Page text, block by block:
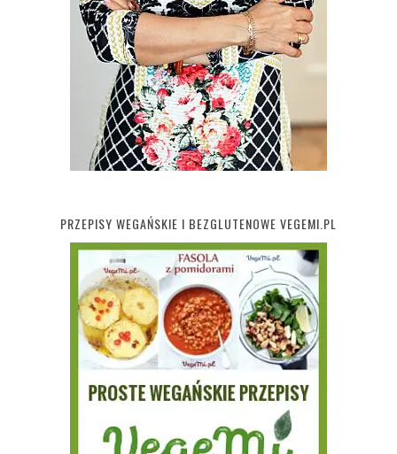
PRZEPISY WEGAŃSKIE I BEZGLUTENOWE VEGEMI.PL